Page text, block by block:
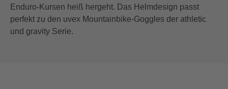
Enduro-Kursen heiß hergeht. Das Helmdesign passt
perfekt zu den uvex Mountainbike-Goggles der athletic
und gravity Serie.